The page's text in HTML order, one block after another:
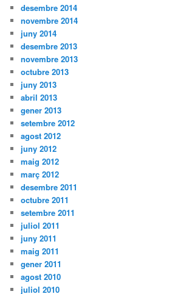
desembre 2014
novembre 2014
juny 2014
desembre 2013
novembre 2013
octubre 2013
juny 2013
abril 2013
gener 2013
setembre 2012
agost 2012
juny 2012
maig 2012
març 2012
desembre 2011
octubre 2011
setembre 2011
juliol 2011
juny 2011
maig 2011
gener 2011
agost 2010
juliol 2010